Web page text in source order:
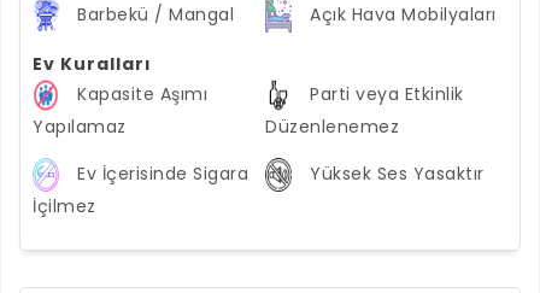
Barbekü / Mangal
Açık Hava Mobilyaları
Ev Kuralları
Kapasite Aşımı
Yapılamaz
Parti veya Etkinlik
Düzenlenemez
Ev İçerisinde Sigara
İçilmez
Yüksek Ses Yasaktır